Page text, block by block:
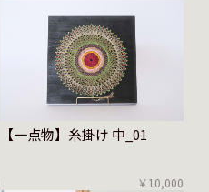
【一点物】糸掛け 中_01
￥10,000